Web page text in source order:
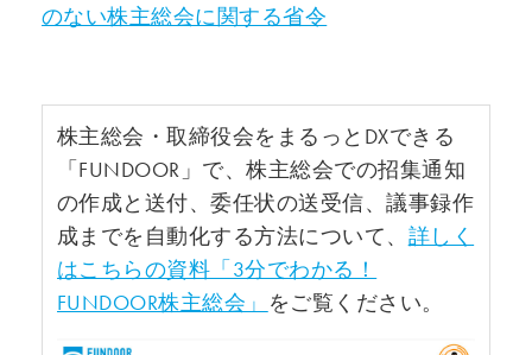
のない株主総会に関する省令
株主総会・取締役会をまるっとDXできる
「FUNDOOR」で、株主総会での招集通知
の作成と送付、委任状の送受信、議事録作
成までを自動化する方法について、 詳しく
はこちらの資料「3分でわかる！
FUNDOOR株主総会」 をご覧ください。